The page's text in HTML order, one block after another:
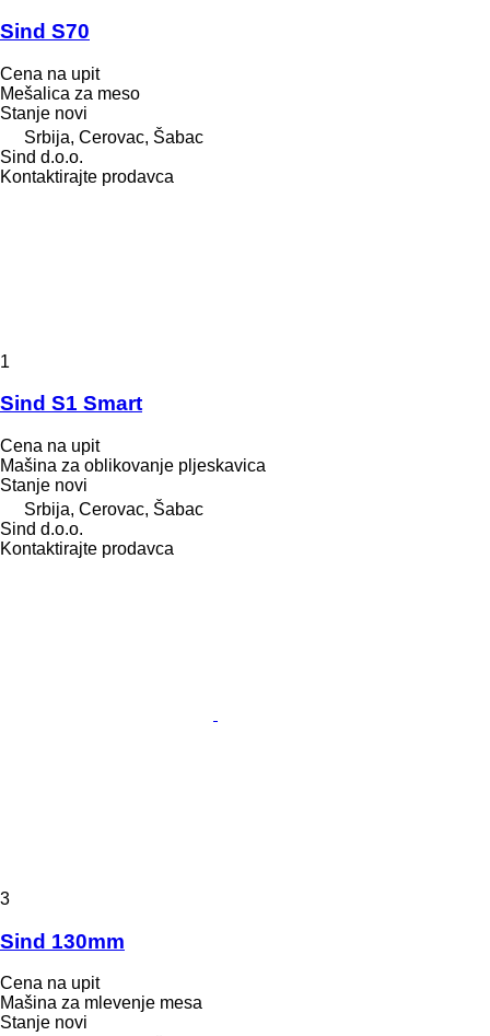
Sind S70
Cena na upit
Mešalica za meso
Stanje novi
Srbija, Cerovac, Šabac
Sind d.o.o.
Kontaktirajte prodavca
1
Sind S1 Smart
Cena na upit
Mašina za oblikovanje pljeskavica
Stanje novi
Srbija, Cerovac, Šabac
Sind d.o.o.
Kontaktirajte prodavca
3
Sind 130mm
Cena na upit
Mašina za mlevenje mesa
Stanje novi